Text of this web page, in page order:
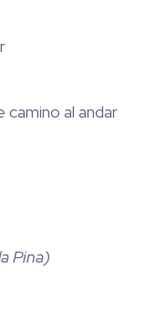
camino al andar
Pina)